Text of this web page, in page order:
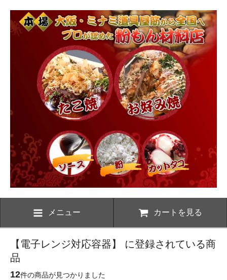
メニュー カートを見る
【電子レンジ対応容器】 に登録されている商
品
12件の商品が見つかりました